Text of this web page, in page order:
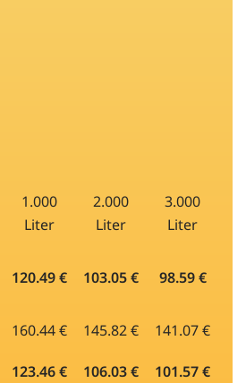
1.000
Liter
2.000
Liter
3.000
Liter
120.49 € 103.05 € 98.59 €
160.44 € 145.82 € 141.07 €
123.46 € 106.03 € 101.57 €